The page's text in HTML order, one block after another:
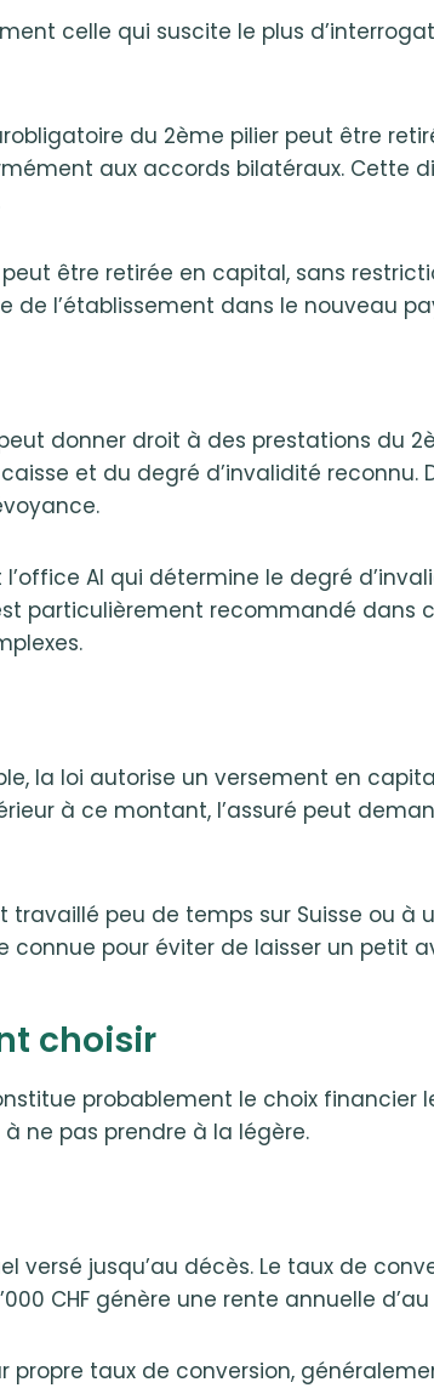
celle qui suscite le plus
du 2ème pilier peut être
aux accords bilatéraux. Cette
peut être retirée en capital, sans
l’établissement dans le nouveau
donner droit à des prestations du
et du degré d’invalidité reconnu.
AI qui détermine le degré
particulièrement recommandé dans
la loi autorise un versement en
à ce montant, l’assuré peut
peu de temps sur Suisse ou à
pour éviter de laisser un petit
choisir
probablement le choix financier
ne pas prendre à la légère.
versé jusqu’au décès. Le taux de
CHF génère une rente annuelle d’au
taux de conversion,